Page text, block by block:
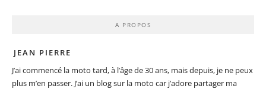
A PROPOS
JEAN PIERRE
J’ai commencé la moto tard, à l’âge de 30 ans, mais depuis, je ne peux
plus m’en passer. J’ai un blog sur la moto car j’adore partager ma